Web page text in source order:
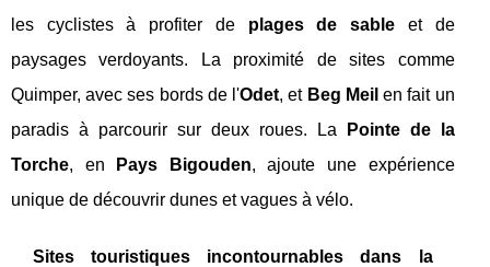
les cyclistes à profiter de plages de sable et de
paysages verdoyants. La proximité de sites comme
Quimper, avec ses bords de l'Odet, et Beg Meil en fait un
paradis à parcourir sur deux roues. La
Pointe de la
Torche, en Pays Bigouden, ajoute une expérience
unique de découvrir dunes et vagues à vélo.
Sites touristiques incontournables dans la